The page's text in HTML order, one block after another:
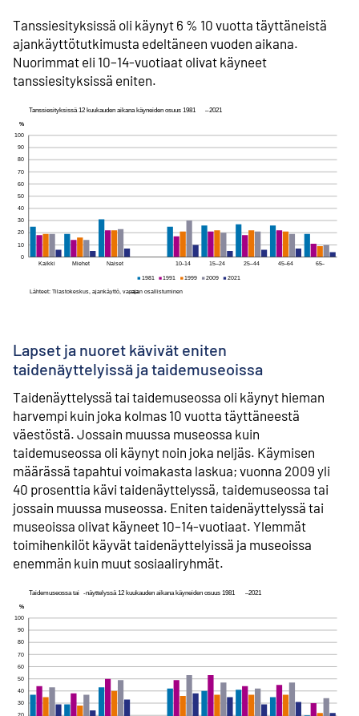
Tanssiesityksissä oli käynyt 6 % 10 vuotta täyttäneistä
ajankäyttötutkimusta edeltäneen vuoden aikana.
Nuorimmat eli 10–14-vuotiaat olivat käyneet
tanssiesityksissä eniten.
Lapset ja nuoret kävivät eniten
taidenäyttelyissä ja taidemuseoissa
Taidenäyttelyssä tai taidemuseossa oli käynyt hieman
harvempi kuin joka kolmas 10 vuotta täyttäneestä
väestöstä. Jossain muussa museossa kuin
taidemuseossa oli käynyt noin joka neljäs. Käymisen
määrässä tapahtui voimakasta laskua; vuonna 2009 yli
40 prosenttia kävi taidenäyttelyssä, taidemuseossa tai
jossain muussa museossa. Eniten taidenäyttelyssä tai
museoissa olivat käyneet 10–14-vuotiaat. Ylemmät
toimihenkilöt käyvät taidenäyttelyissä ja museoissa
enemmän kuin muut sosiaaliryhmät.